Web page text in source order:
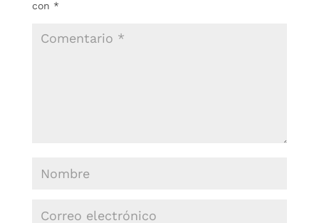
con *